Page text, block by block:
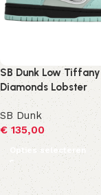
SB Dunk Low Tiffany
Diamonds Lobster
SB Dunk
€135,00
Opties selecteren